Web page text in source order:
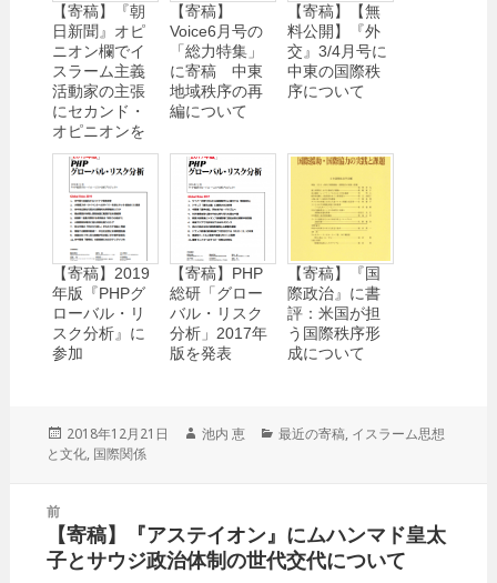
【寄稿】『朝
日新聞』オピ
ニオン欄でイ
スラーム主義
活動家の主張
にセカンド・
オピニオンを
【寄稿】
Voice6月号の
「総力特集」
に寄稿 中東
地域秩序の再
編について
【寄稿】【無
料公開】『外
交』3/4月号に
中東の国際秩
序について
【寄稿】2019
年版『PHPグ
ローバル・リ
スク分析』に
参加
【寄稿】PHP
総研「グロー
バル・リスク
分析」2017年
版を発表
【寄稿】『国
際政治』に書
評：米国が担
う国際秩序形
成について
投
稿
2018年12月21日
作
池内 恵
カ
最近の寄稿, イスラーム思想
と文化, 国際関係
前
前
の
【寄稿】『アステイオン』にムハンマド皇太
子とサウジ政治体制の世代交代について